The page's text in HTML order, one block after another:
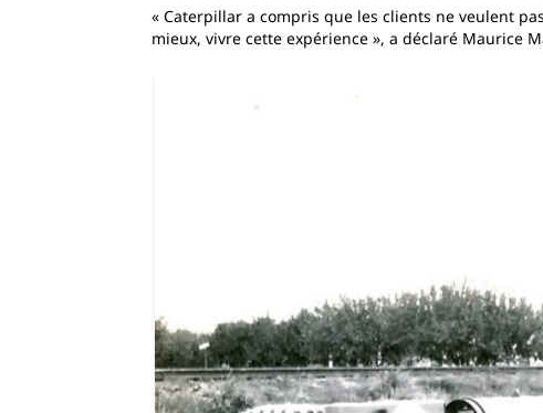
« Caterpillar a compris que les clients ne veulent
mieux, vivre cette expérience », a déclaré Maurice